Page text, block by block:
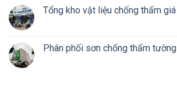
Tổng kho vật liệu chống thấm
Phân phối sơn chống thấm